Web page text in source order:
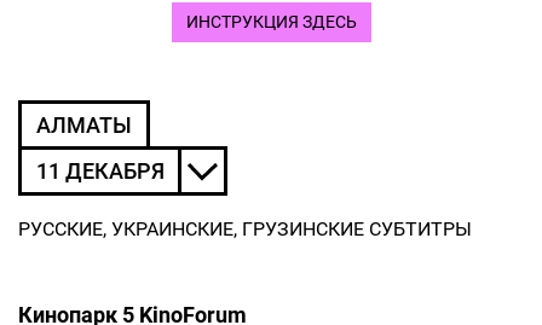
ИНСТРУКЦИЯ ЗДЕСЬ
АЛМАТЫ
11 ДЕКАБРЯ
РУССКИЕ, УКРАИНСКИЕ, ГРУЗИНСКИЕ СУБТИТРЫ
Кинопарк 5 KinoForum